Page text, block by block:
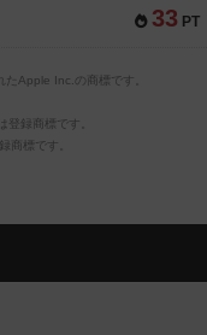
33 PT
Apple Inc.の商標です。
録商標です。
商標です。